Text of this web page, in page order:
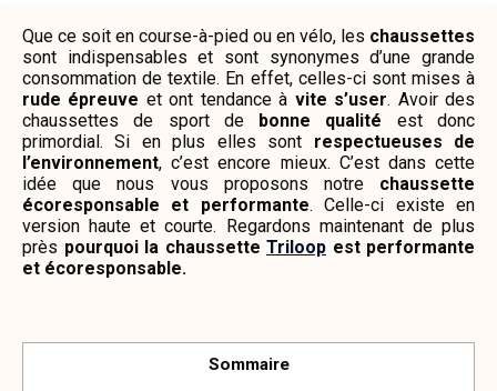
Que ce soit en course-à-pied ou en vélo, les chaussettes
sont indispensables et sont synonymes d’une grande
consommation de textile. En effet, celles-ci sont mises à
rude épreuve et ont tendance à vite s’user. Avoir des
chaussettes de sport de
bonne qualité est donc
primordial. Si en plus elles sont respectueuses de
l’environnement, c’est encore mieux. C’est dans cette
idée que nous vous proposons notre chaussette
écoresponsable et performante. Celle-ci existe en
version haute et courte. Regardons maintenant de plus
près pourquoi la chaussette Triloop est performante
et écoresponsable.
Sommaire